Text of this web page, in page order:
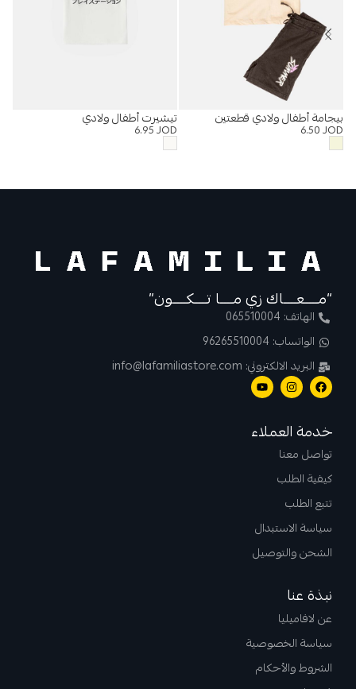
بيجامة أطفال ولادي قطعتين
“Summer”
6.50JOD
تيشيرت أطفال ولادي
“PlayStation”
6.95JOD
“مــــعــــاك زي مــــا تــــكــــون”
الهاتف: 065510004
الواتساب: 96265510004
البريد الالكتروني: info@lafamiliastore.com
خدمة العملاء
تواصل معنا
كيفية الطلب
تتبع الطلب
سياسة الاستبدال
الشحن والتوصيل
نبذة عنا
عن لافاميليا
سياسة الخصوصية
الشروط والأحكام